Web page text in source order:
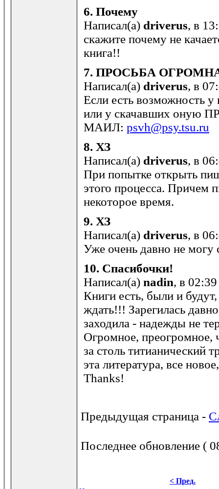
6. Почему
Написал(а) driverus, в
скажите почему не
книга!!
7. ПРОСЬБА
Написал(а) driverus, в
Если есть возможность
или у скачавших
МАИЛ: psvh@psy.tsu.ru
8. ХЗ
Написал(а) driverus, в
При попытке открыть
этого процесса. Причем
некоторое время.
9. ХЗ
Написал(а) driverus, в
Уже очень давно не могу
10. Спасибочки!
Написал(а) nadin, в
Книги есть, были и
ждать!!! Зарегилась
заходила - надежды не
Огромное, преогромное,
за столь титианический
эта литература, все
Thanks!
Предыдущая страница -
Последнее обновление (
< Пред.